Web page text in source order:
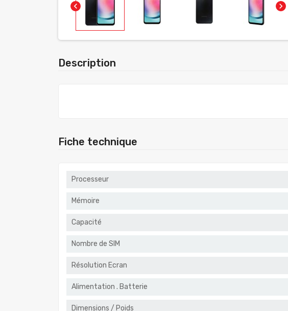
chevron_left chevron_right
Description
Fiche technique
Processeur
Mémoire
Capacité
Nombre de SIM
Résolution Ecran
Alimentation . Batterie
Dimensions / Poids